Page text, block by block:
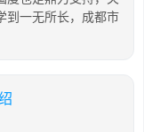
到一无所长，成都市